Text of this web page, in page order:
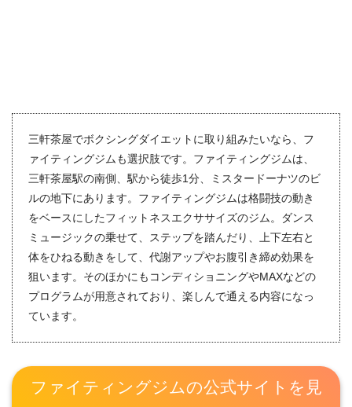
三軒茶屋でボクシングダイエットに取り組みたいなら、フ
ァイティングジムも選択肢です。ファイティングジムは、
三軒茶屋駅の南側、駅から徒歩1分、ミスタードーナツのビ
ルの地下にあります。ファイティングジムは格闘技の動き
をベースにしたフィットネスエクササイズのジム。ダンス
ミュージックの乗せて、ステップを踏んだり、上下左右と
体をひねる動きをして、代謝アップやお腹引き締め効果を
狙います。そのほかにもコンディショニングやMAXなどの
プログラムが用意されており、楽しんで通える内容になっ
ています。
ファイティングジムの公式サイトを見